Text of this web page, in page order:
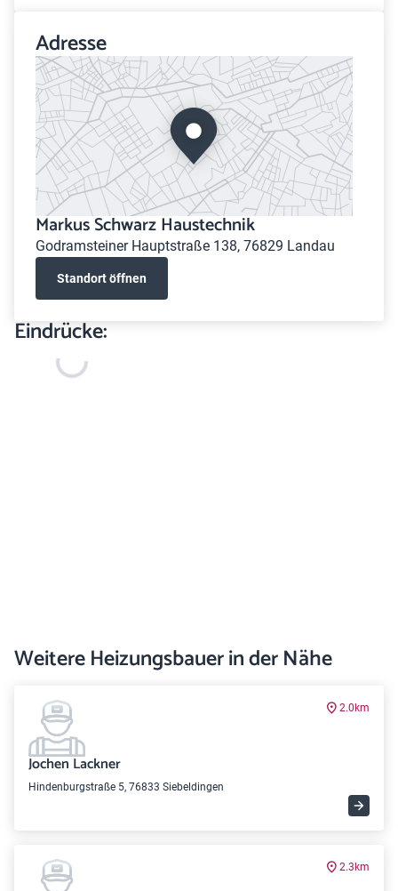
Adresse
Markus Schwarz Haustechnik
Godramsteiner Hauptstraße 138, 76829 Landau
Standort öffnen
Eindrücke:
Weitere Heizungsbauer in der Nähe
2.0km
Jochen Lackner
Hindenburgstraße 5, 76833 Siebeldingen
2.3km